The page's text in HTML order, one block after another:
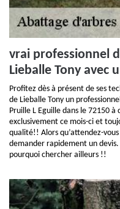
vrai professionnel
Lieballe Tony avec
Profitez dès à présent de ses
de Lieballe Tony un
Pruille L Eguille dans le 72150
exclusivement ce mois-ci et
qualité!! Alors qu’attendez-
demander rapidement un
pourquoi chercher ailleurs !!